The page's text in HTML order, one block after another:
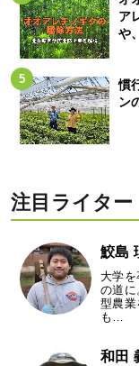
ア
や
慣
ン
注目ライター
鮫島
大学
の道に
型農業
も…
和田